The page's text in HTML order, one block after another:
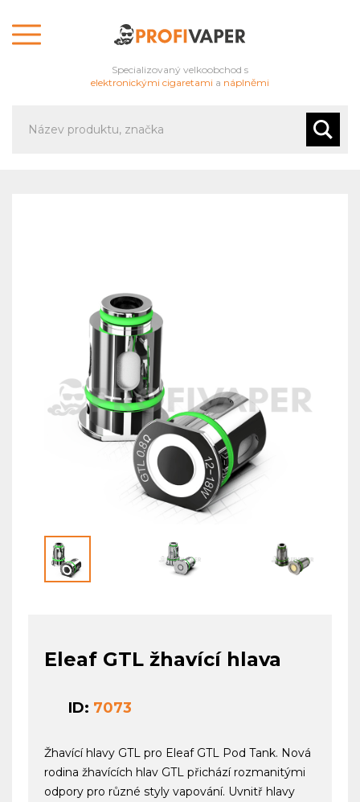
Specializovaný velkoobchod s
elektronickými cigaretami a náplněmi
Eleaf GTL žhavící hlava
ID: 7073
Žhavící hlavy GTL pro Eleaf GTL Pod Tank. Nová
rodina žhavících hlav GTL přichází rozmanitými
odpory pro různé styly vapování. Uvnitř hlavy